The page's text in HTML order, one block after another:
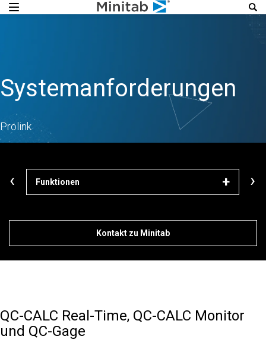
Systemanforderungen
Prolink
Funktionen
‹ ›
Kontakt zu Minitab
QC-CALC Real-Time, QC-CALC Monitor
und QC-Gage